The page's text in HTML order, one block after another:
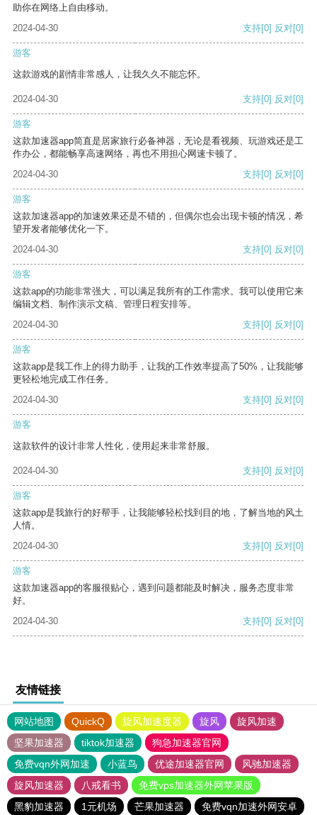
助你在网络上自由移动。
2024-04-30
支持[0] 反对[0]
游客
这款游戏的剧情非常感人，让我久久不能忘怀。
2024-04-30 支持[0] 反对[0]
游客
这款加速器app简直是居家旅行必备神器，无论是看视频、玩游戏还是工
作办公，都能畅享高速网络，再也不用担心网速卡顿了。
2024-04-30
支持[0] 反对[0]
游客
这款加速器app的加速效果还是不错的，但偶尔也会出现卡顿的情况，希
望开发者能够优化一下。
2024-04-30
支持[0] 反对[0]
游客
这款app的功能非常强大，可以满足我所有的工作需求。我可以使用它来
编辑文档、制作演示文稿、管理日程安排等。
2024-04-30
支持[0] 反对[0]
游客
这款app是我工作上的得力助手，让我的工作效率提高了50%，让我能够
更轻松地完成工作任务。
2024-04-30
支持[0] 反对[0]
游客
这款软件的设计非常人性化，使用起来非常舒服。
2024-04-30 支持[0] 反对[0]
游客
这款app是我旅行的好帮手，让我能够轻松找到目的地，了解当地的风土
人情。
2024-04-30
支持[0] 反对[0]
游客
这款加速器app的客服很贴心，遇到问题都能及时解决，服务态度非常
好。
2024-04-30
支持[0] 反对[0]
友情链接
网站地图 QuickQ 旋风加速度器 旋风
旋风加速
坚果加速器
tiktok加速器
狗急加速器官网
免费vqn外网加速
小蓝鸟 优途加速器官网
风驰加速器
旋风加速器
八戒看书
免费vps加速器外网苹果版
黑豹加速器
1元机场 芒果加速器 免费vqn加速外网安卓